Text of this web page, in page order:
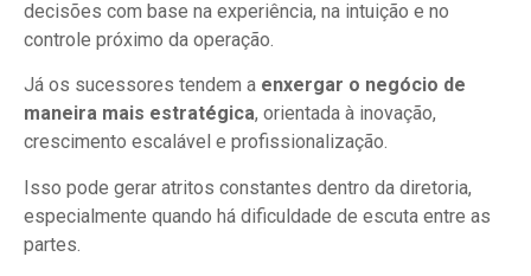
decisões com base na experiência, na intuição e no
controle próximo da operação.
Já os sucessores tendem a enxergar o negócio de
maneira mais estratégica, orientada à inovação,
crescimento escalável e profissionalização.
Isso pode gerar atritos constantes dentro da diretoria,
especialmente quando há dificuldade de escuta entre as
partes.